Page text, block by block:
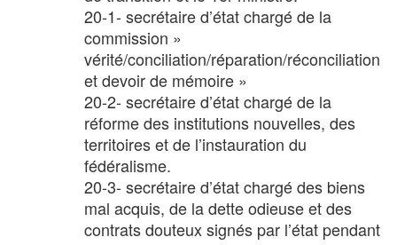
20-1- secrétaire d’état chargé de la
commission »
vérité/conciliation/réparation/réconciliation
et devoir de mémoire »
20-2- secrétaire d’état chargé de la
réforme des institutions nouvelles, des
territoires et de l’instauration du
fédéralisme.
20-3- secrétaire d’état chargé des biens
mal acquis, de la dette odieuse et des
contrats douteux signés par l’état pendant